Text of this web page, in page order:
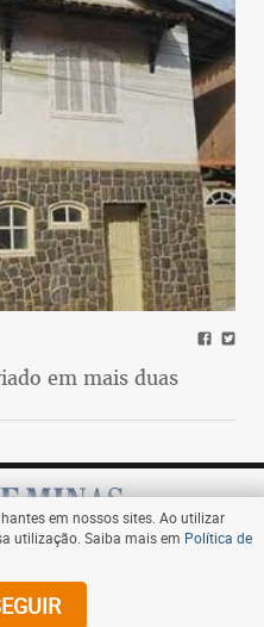
em nossos sites. Ao utilizar
utilização. Saiba mais em Política de
em mais duas